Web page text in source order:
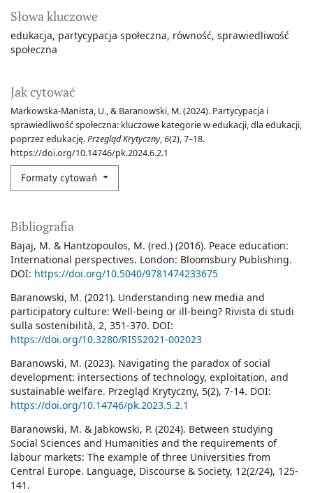
Słowa kluczowe
edukacja partycypacja społeczna równość sprawiedliwość
społeczna
Jak cytować
Markowska-Manista, U., & Baranowski, M. (2024). Partycypacja i
sprawiedliwość społeczna: kluczowe kategorie w edukacji, dla edukacji,
poprzez edukację.Przegląd Krytyczny,6(2), 7–18.
https://doi.org/10.14746/pk.2024.6.2.1
Formaty cytowań
Bibliografia
Bajaj, M. & Hantzopoulos, M. (red.) (2016). Peace education:
International perspectives. London: Bloomsbury Publishing.
DOI: https://doi.org/10.5040/9781474233675
Baranowski, M. (2021). Understanding new media and
participatory culture: Well-being or ill-being? Rivista di studi
sulla sostenibilità, 2, 351-370. DOI:
https://doi.org/10.3280/RISS2021-002023
Baranowski, M. (2023). Navigating the paradox of social
development: intersections of technology, exploitation, and
sustainable welfare. Przegląd Krytyczny, 5(2), 7-14. DOI:
https://doi.org/10.14746/pk.2023.5.2.1
Baranowski, M. & Jabkowski, P. (2024). Between studying
Social Sciences and Humanities and the requirements of
labour markets: The example of three Universities from
Central Europe. Language, Discourse & Society, 12(2/24), 125-
141.